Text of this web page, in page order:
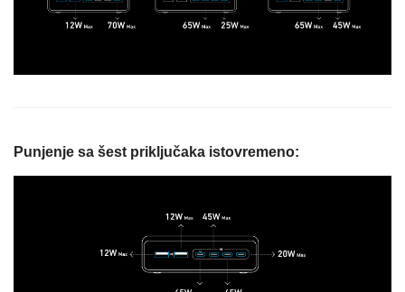
Punjenje sa šest priključaka istovremeno: